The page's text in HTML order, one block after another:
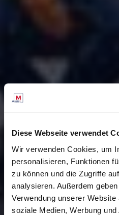
Diese Webseite verwendet
Wir verwenden Cookies, um
personalisieren, Funktionen
zu können und die Zugriffe
analysieren. Außerdem
Verwendung unserer
soziale Medien, Werbung